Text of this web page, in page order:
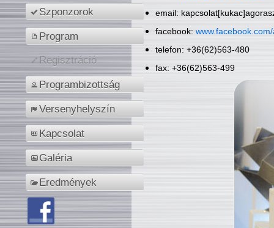
Szponzorok
Program
Regisztráció
Programbizottság
Versenyhelyszín
Kapcsolat
Galéria
Eredmények
email:
facebook:
telefon: +36(62)563-480
fax: +36(62)563-499